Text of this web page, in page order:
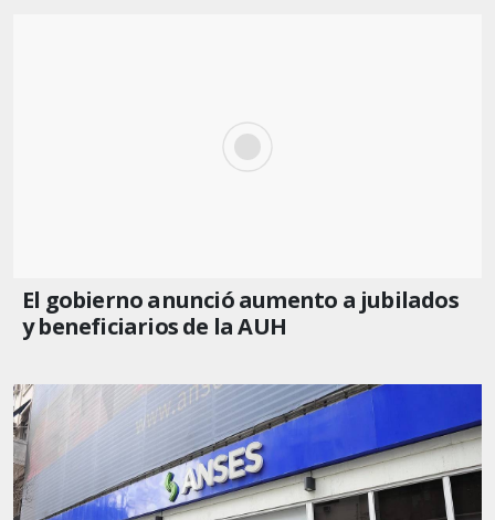
El gobierno anunció aumento a jubilados
y beneficiarios de la AUH